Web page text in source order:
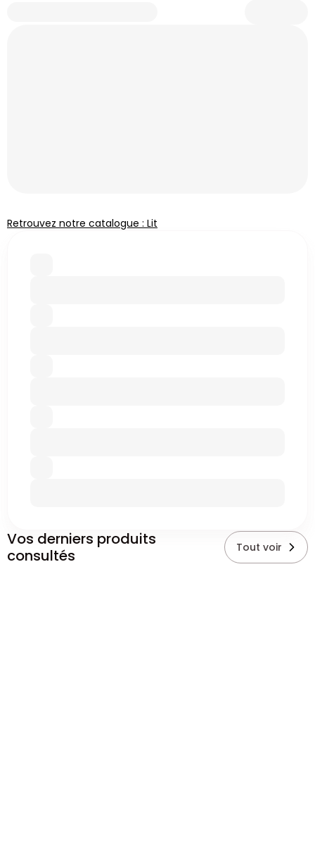
Retrouvez notre catalogue : Lit
Vos derniers produits
consultés
Tout voir